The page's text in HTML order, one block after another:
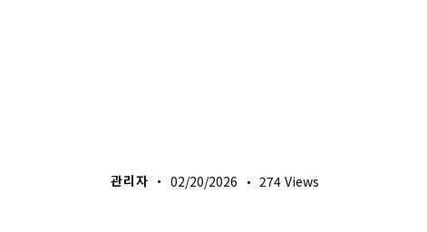
관리자 02/20/2026 274 Views